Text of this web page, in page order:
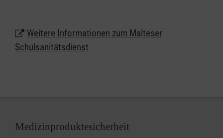
Weitere Informationen zum Malteser
Schulsanitätsdienst
Medizinproduktesicherheit